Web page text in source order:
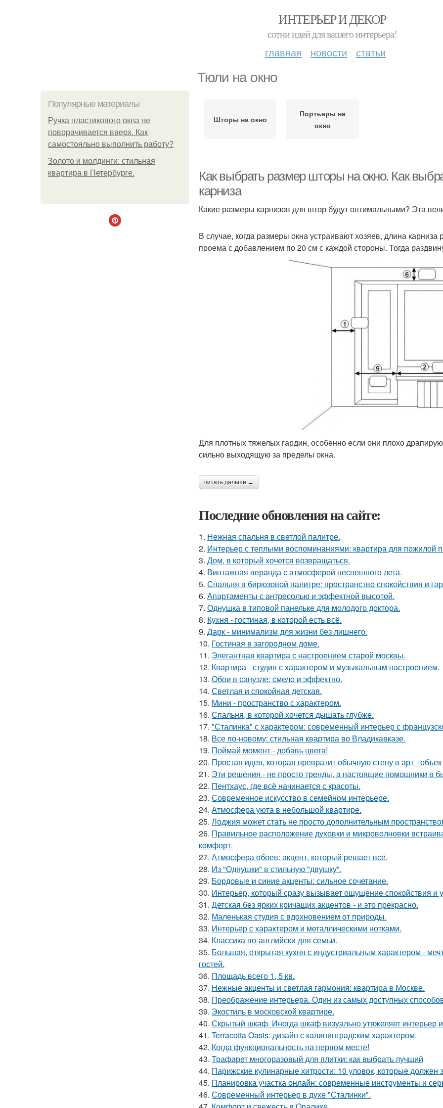
ИНТЕРЬЕР И ДЕКОР
сотни идей для вашего интерьера!
главная новости статьи
Тюли на окно
Популярные материалы
Ручка пластикового окна не
поворачивается вверх. Как
самостояльно выполнить работу?
Золото и молдинги: стильная
квартира в Петербурге.
Шторы на окно
Портьеры на
окно
Как выбрать размер шторы на окно. Как
карниза
Какие размеры карнизов для штор будут оптимальными? Эта
В случае, когда размеры окна устраивают хозяев, длина
проема с добавлением по 20 см с каждой стороны. Тогда
Для плотных тяжелых гардин, особенно если они плохо
сильно выходящую за пределы окна.
читать дальше →
Последние обновления на сайте:
1. Нежная спальня в светлой палитре.
2. Интерьер с теплыми воспоминаниями: квартира для пожилой
3. Дом, в который хочется возвращаться.
4. Винтажная веранда с атмосферой неспешного лета.
5. Спальня в бирюзовой палитре: пространство спокойствия и
6. Апартаменты с антресолью и эффектной высотой.
7. Однушка в типовой панельке для молодого доктора.
8. Кухня - гостиная, в которой есть всё.
9. Дарк - минимализм для жизни без лишнего.
10. Гостиная в загородном доме.
11. Элегантная квартира с настроением старой москвы.
12. Квартира - студия с характером и музыкальным настроением.
13. Обои в санузле: смело и эффектно.
14. Светлая и спокойная детская.
15. Мини - пространство с характером.
16. Спальня, в которой хочется дышать глубже.
17. "Сталинка" с характером: современный интерьер с
18. Все по-новому: стильная квартира во Владикавказе.
19. Поймай момент - добавь цвета!
20. Простая идея, которая превратит обычную стену в арт -
21. Эти решения - не просто тренды, а настоящие помощники в
22. Пентхаус, где всё начинается с красоты.
23. Современное искусство в семейном интерьере.
24. Атмосфера уюта в небольшой квартире.
25. Лоджия может стать не просто дополнительным
26. Правильное расположение духовки и микроволновки
комфорт.
27. Атмосфера обоев: акцент, который решает всё.
28. Из "Однушки" в стильную "двушку".
29. Бордовые и синие акценты: сильное сочетание.
30. Интерьер, который сразу вызывает ощущение спокойствия и
31. Детская без ярких кричащих акцентов - и это прекрасно.
32. Маленькая студия с вдохновением от природы.
33. Интерьер с характером и металлическими нотками.
34. Классика по-английски для семьи.
35. Большая, открытая кухня с индустриальным характером -
гостей.
36. Площадь всего 1, 5 кв.
37. Нежные акценты и светлая гармония: квартира в Москве.
38. Преображение интерьера. Один из самых доступных
39. Экостиль в московской квартире.
40. Скрытый шкаф. Иногда шкаф визуально утяжеляет интерьер
41. Terracotta Oasis: дизайн с калининградским характером.
42. Когда функциональность на первом месте!
43. Трафарет многоразовый для плитки: как выбрать лучший
44. Парижские кулинарные хитрости: 10 уловок, которые должен
45. Планировка участка онлайн: современные инструменты и
46. Современный интерьер в духе "Сталинки".